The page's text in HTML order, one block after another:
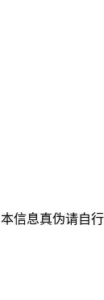
本信息真伪请自